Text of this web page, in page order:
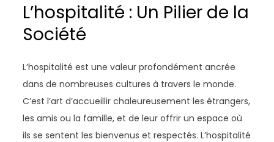
L’hospitalité : Un Pilier de la
Société
L’hospitalité est une valeur profondément ancrée
dans de nombreuses cultures à travers le monde.
C’est l’art d’accueillir chaleureusement les étrangers,
les amis ou la famille, et de leur offrir un espace où
ils se sentent les bienvenus et respectés. L’hospitalité